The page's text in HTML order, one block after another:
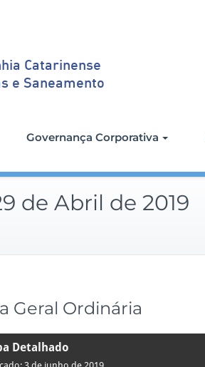
Catarinense
e Saneamento
Governança Corporativa
de Abril de 2019
Geral Ordinária
Detalhado